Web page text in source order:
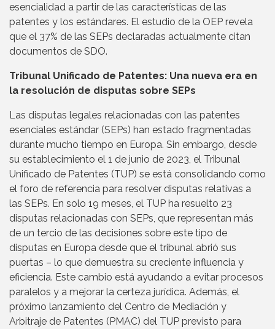
esencialidad a partir de las características de las
patentes y los estándares. El estudio de la OEP revela
que el 37% de las SEPs declaradas actualmente citan
documentos de SDO.
Tribunal Unificado de Patentes: Una nueva era en
la resolución de disputas sobre SEPs
Las disputas legales relacionadas con las patentes
esenciales estándar (SEPs) han estado fragmentadas
durante mucho tiempo en Europa. Sin embargo, desde
su establecimiento el 1 de junio de 2023, el Tribunal
Unificado de Patentes (TUP) se está consolidando como
el foro de referencia para resolver disputas relativas a
las SEPs. En solo 19 meses, el TUP ha resuelto 23
disputas relacionadas con SEPs, que representan más
de un tercio de las decisiones sobre este tipo de
disputas en Europa desde que el tribunal abrió sus
puertas – lo que demuestra su creciente influencia y
eficiencia. Este cambio está ayudando a evitar procesos
paralelos y a mejorar la certeza jurídica. Además, el
próximo lanzamiento del Centro de Mediación y
Arbitraje de Patentes (PMAC) del TUP previsto para